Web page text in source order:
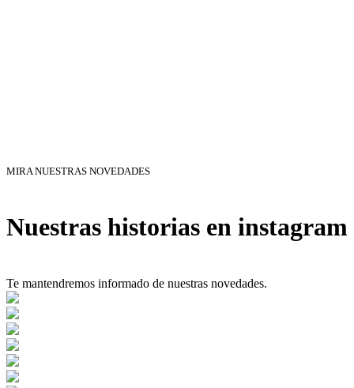
MIRA NUESTRAS NOVEDADES
Nuestras historias en instagram
Te mantendremos informado de nuestras novedades.